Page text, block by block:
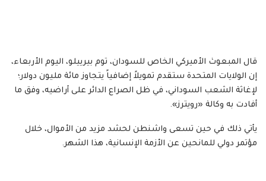
قال المبعوث الأميركي الخاص للسودان، توم بيرييلو، اليوم الأربعاء،
إن الولايات المتحدة ستقدم تمويلاً إضافياً يتجاوز مائة مليون دولار؛
لإغاثة الشعب السوداني، في ظل الصراع الدائر على أراضيه، وفق ما
أفادت به وكالة «رويترز».
يأتي ذلك في حين تسعى واشنطن لحشد مزيد من الأموال، خلال
مؤتمر دولي للمانحين عن الأزمة الإنسانية، هذا الشهر.